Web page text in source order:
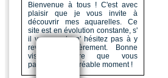
Bienvenue à tous ! C'est avec
plaisir que je vous invite à
découvrir mes aquarelles. Ce
site est en évolution constante, s'
il vous a plu n' hésitez pas à y
revenir régulièrement. Bonne
visite, j'espère que vous
passerez un agréable moment !